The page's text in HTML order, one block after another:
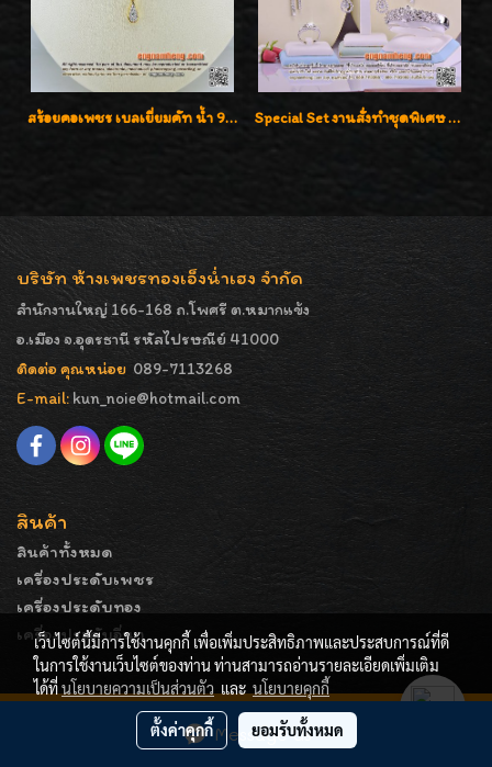
Message Us
สร้อยคอเพชร เบลเยี่ยมคัท น้ำ 98% F-Color/VVS รูปแบบหวานใส่สวยดูดีน่ารักสุดๆค่ะ Special Set งานสั่งทำชุดพิเศษ เพชรคัดทุกชิ้น สวยหรูหรา ราคามิตรภาพค่ะ
บริษัท ห้างเพชรทองเอ็งน่ำเฮง จำกัด
สำนักงานใหญ่ 166-168 ถ.โพศรี ต.หมากแข้ง
อ.เมือง จ.อุดรธานี รหัสไปรษณีย์ 41000
ติดต่อ คุณหน่อย 089-7113268
E-mail: kun_noie@hotmail.com
สินค้า
สินค้าทั้งหมด
เครื่องประดับเพชร
เครื่องประดับทอง
เครื่องประดับอื่นๆ
COPYRIGHT - ENGNAMHENG | รูปภาพมีลิขสิทธิ์ ห้ามมิให้
ทำการคัดลอกหรือนำไปเผยแพร่ก่อนได้รับอนุญาต
เว็บไซต์นี้มีการใช้งานคุกกี้ เพื่อเพิ่มประสิทธิภาพและประสบการณ์ที่ดี
ในการใช้งานเว็บไซต์ของท่าน ท่านสามารถอ่านรายละเอียดเพิ่มเติม
ได้ที่นโยบายความเป็นส่วนตัว และ นโยบายคุกกี้
ตั้งค่าคุกกี้ ยอมรับทั้งหมด